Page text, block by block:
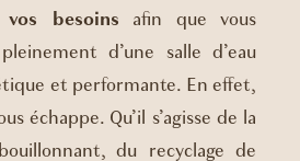
besoins afin que vous
d’une salle d’eau
et performante. En effet,
échappe. Qu’il s’agisse de la
du recyclage de